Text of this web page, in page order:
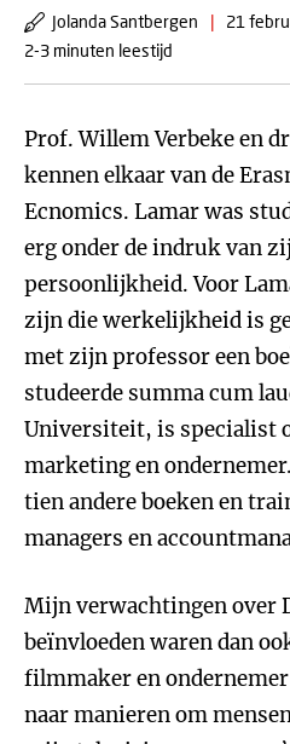
Jolanda Santbergen | 21
2-3 minuten leestijd
Prof. Willem Verbeke en
kennen elkaar van de
Ecnomics. Lamar was
erg onder de indruk van
persoonlijkheid. Voor
zijn die werkelijkheid is
met zijn professor een
studeerde summa cum
Universiteit, is specialist
marketing en
tien andere boeken en
managers en
Mijn verwachtingen over
beïnvloeden waren dan
filmmaker en
naar manieren om